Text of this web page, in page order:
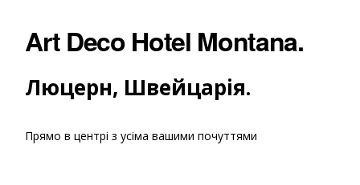
Art Deco Hotel Montana.
Люцерн, Швейцарія.
Прямо в центрі з усіма вашими почуттями